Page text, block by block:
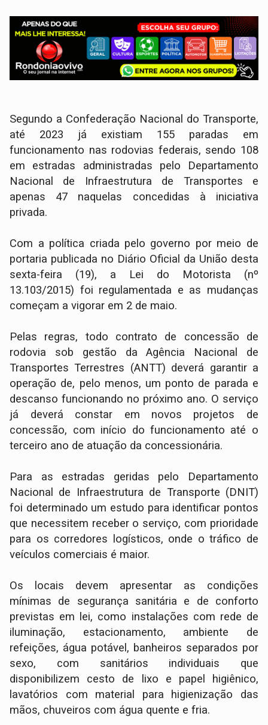
Segundo a Confederação Nacional do Transporte,
até 2023 já existiam 155 paradas em
funcionamento nas rodovias federais, sendo 108
em estradas administradas pelo Departamento
Nacional de Infraestrutura de Transportes e
apenas 47 naquelas concedidas à iniciativa
privada.
Com a política criada pelo governo por meio de
portaria publicada no Diário Oficial da União desta
sexta-feira (19), a Lei do Motorista (nº
13.103/2015) foi regulamentada e as mudanças
começam a vigorar em 2 de maio.
Pelas regras, todo contrato de concessão de
rodovia sob gestão da Agência Nacional de
Transportes Terrestres (ANTT) deverá garantir a
operação de, pelo menos, um ponto de parada e
descanso funcionando no próximo ano. O serviço
já deverá constar em novos projetos de
concessão, com início do funcionamento até o
terceiro ano de atuação da concessionária.
Para as estradas geridas pelo Departamento
Nacional de Infraestrutura de Transporte (DNIT)
foi determinado um estudo para identificar pontos
que necessitem receber o serviço, com prioridade
para os corredores logísticos, onde o tráfico de
veículos comerciais é maior.
Os locais devem apresentar as condições
mínimas de segurança sanitária e de conforto
previstas em lei, como instalações com rede de
iluminação, estacionamento, ambiente de
refeições, água potável, banheiros separados por
sexo, com sanitários individuais que
disponibilizem cesto de lixo e papel higiênico,
lavatórios com material para higienização das
mãos, chuveiros com água quente e fria.